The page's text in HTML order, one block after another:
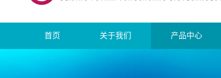
首页 关于我们 产品中心